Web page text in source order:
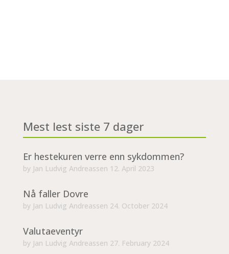
Mest lest siste 7 dager
Er hestekuren verre enn sykdommen?
by Jan Ludvig Andreassen 12. April 2023
Nå faller Dovre
by Jan Ludvig Andreassen 24. October 2024
Valutaeventyr
by Jan Ludvig Andreassen 27. February 2024